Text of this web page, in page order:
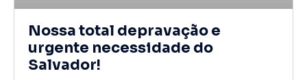
Nossa total depravação e
urgente necessidade do
Salvador!